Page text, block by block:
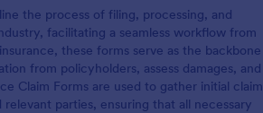
the process of filing, processing, and
facilitating a seamless workflow from
these forms serve as the backbone
from policyholders, assess damages, and
Claim Forms are used to gather initial claim
parties, ensuring that all necessary